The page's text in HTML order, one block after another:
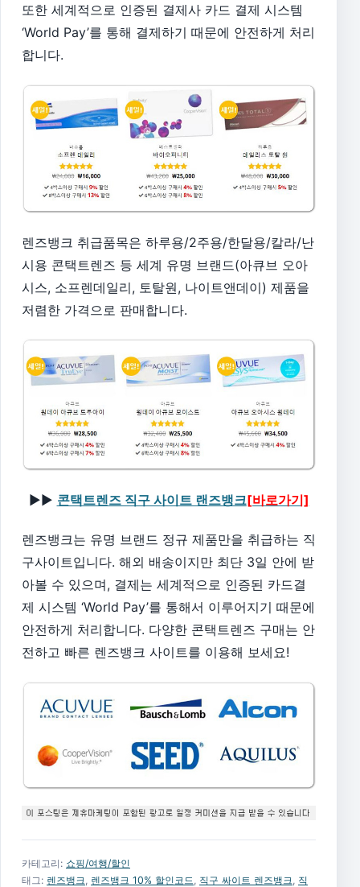
또한 세계적으로 인증된 결제사 카드 결제 시스템
‘World Pay’를 통해 결제하기 때문에 안전하게 처리
합니다.
렌즈뱅크 취급품목은 하루용/2주용/한달용/칼라/난
시용 콘택트렌즈 등 세계 유명 브랜드(아큐브 오아
시스, 소프렌데일리, 토탈원, 나이트앤데이) 제품을
저렴한 가격으로 판매합니다.
▶▶ 콘택트렌즈 직구 사이트 랜즈뱅크[바로가기]
렌즈뱅크는 유명 브랜드 정규 제품만을 취급하는 직
구사이트입니다. 해외 배송이지만 최단 3일 안에 받
아볼 수 있으며, 결제는 세계적으로 인증된 카드결
제 시스템 ‘World Pay’를 통해서 이루어지기 때문에
안전하게 처리합니다. 다양한 콘택트렌즈 구매는 안
전하고 빠른 렌즈뱅크 사이트를 이용해 보세요!
카테고리: 쇼핑/여행/할인
태그: 렌즈뱅크 렌즈뱅크 10% 할인코드 직구 싸이트 렌즈뱅크
직